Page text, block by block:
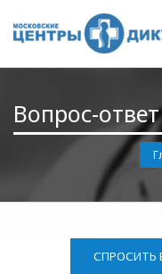
Вопрос-
СПРОСИТЬ